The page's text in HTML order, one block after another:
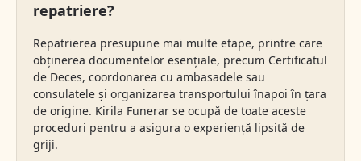
repatriere?
Repatrierea presupune mai multe etape, printre care
obținerea documentelor esențiale, precum Certificatul
de Deces, coordonarea cu ambasadele sau
consulatele și organizarea transportului înapoi în țara
de origine. Kirila Funerar se ocupă de toate aceste
proceduri pentru a asigura o experiență lipsită de
griji.